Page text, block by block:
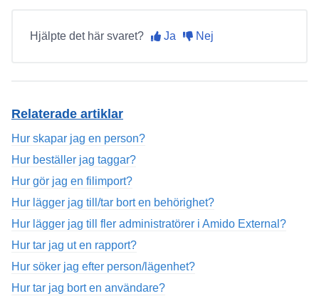
Hjälpte det här svaret? Ja Nej
Relaterade artiklar
Hur skapar jag en person?
Hur beställer jag taggar?
Hur gör jag en filimport?
Hur lägger jag till/tar bort en behörighet?
Hur lägger jag till fler administratörer i Amido External?
Hur tar jag ut en rapport?
Hur söker jag efter person/lägenhet?
Hur tar jag bort en användare?